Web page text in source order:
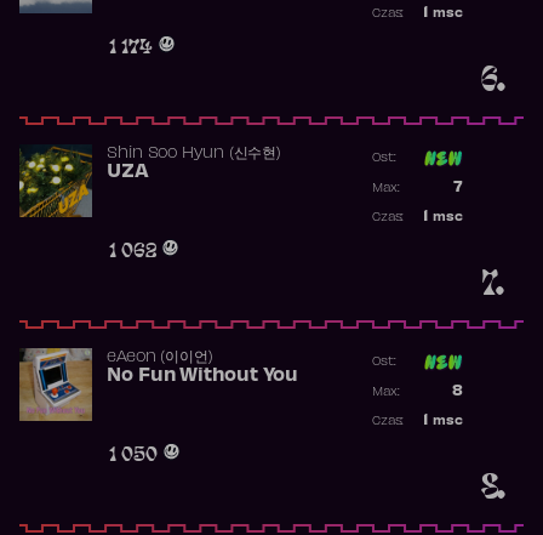
6.
1 174
msc
Czas:
7.
Shin Soo Hyun (신수현)
UZA
1 062
Ost:
7
Max:
msc
Czas:
8.
​eAeon (이이언)
No Fun Without You
1 050
Ost:
8
Max:
msc
Czas: